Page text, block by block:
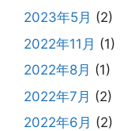
2023年5月 (2)
2022年11月 (1)
2022年8月 (1)
2022年7月 (2)
2022年6月 (2)